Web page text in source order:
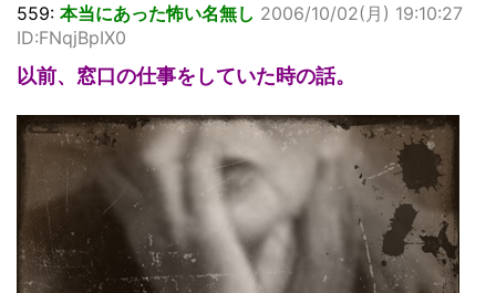
559: 本当にあった怖い名無し 2006/10/02(月) 19:10:27
ID:FNqjBpIX0
以前、窓口の仕事をしていた時の話。